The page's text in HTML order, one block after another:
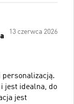
13 czerwca 2026
jest idealna, do
jest